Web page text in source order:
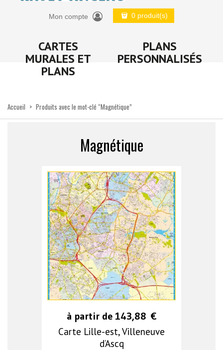
Mon compte 0 produit(s)
CARTES
MURALES ET
PLANS
PLANS
PERSONNALISÉS
Accueil > Produits avec le mot-clé “Magnétique”
Magnétique
à partir de 143,88 €
Carte Lille-est, Villeneuve
d’Ascq